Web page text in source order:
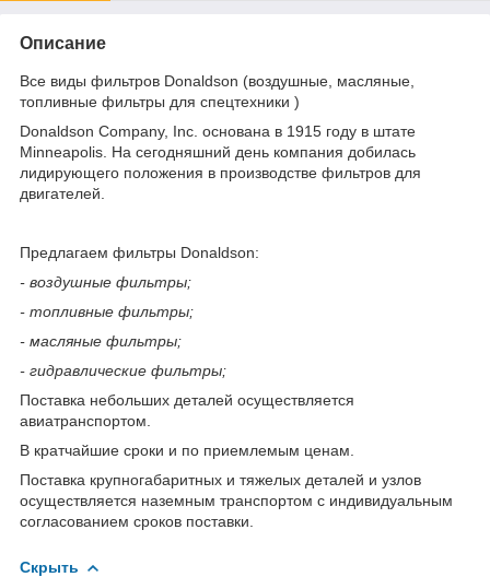
Описание
Все виды фильтров Donaldson (воздушные, масляные,
топливные фильтры для спецтехники )
Donaldson Company, Inc. основана в 1915 году в штате
Minneapolis. На сегодняшний день компания добилась
лидирующего положения в производстве фильтров для
двигателей.
Предлагаем фильтры Donaldson:
- воздушные фильтры;
- топливные фильтры;
- масляные фильтры;
- гидравлические фильтры;
Поставка небольших деталей осуществляется
авиатранспортом.
В кратчайшие сроки и по приемлемым ценам.
Поставка крупногабаритных и тяжелых деталей и узлов
осуществляется наземным транспортом с индивидуальным
согласованием сроков поставки.
Скрыть